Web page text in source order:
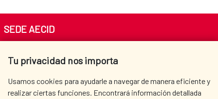
Tu privacidad nos importa
Usamos cookies para ayudarle a navegar de manera eficiente y
realizar ciertas funciones. Encontrará información detallada
SEDE AECID
Tel. +34 900 20 30 54​​​​​​​